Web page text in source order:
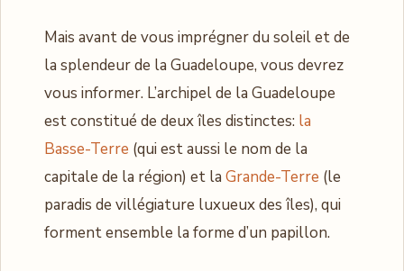
Mais avant de vous imprégner du soleil et de
la splendeur de la Guadeloupe, vous devrez
vous informer. L’archipel de la Guadeloupe
est constitué de deux îles distinctes: la
Basse-Terre (qui est aussi le nom de la
capitale de la région) et la Grande-Terre (le
paradis de villégiature luxueux des îles), qui
forment ensemble la forme d’un papillon.